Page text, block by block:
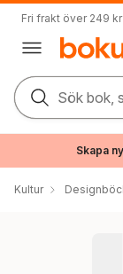
Fri frakt över 249 kr
Sök bok,
Skapa
Kultur